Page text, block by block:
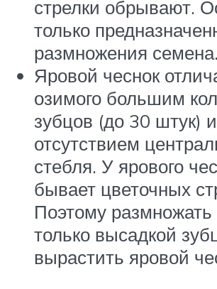
стрелки обрывают.
только
размножения семена.
Яровой чеснок
озимого большим
зубцов (до 30 штук) и
отсутствием
стебля. У ярового
бывает цветочных
Поэтому
только высадкой
вырастить яровой